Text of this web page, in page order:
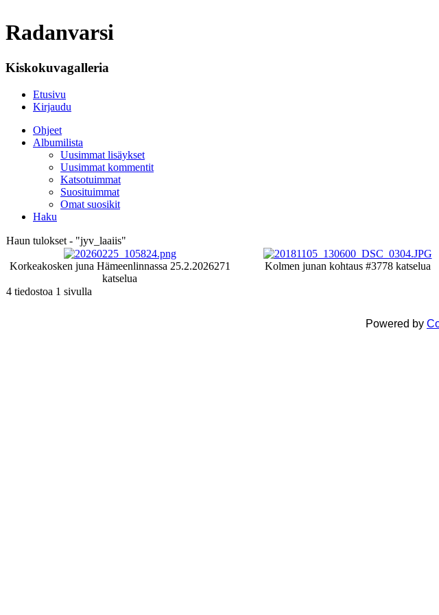
Radanvarsi
Kiskokuvagalleria
Etusivu
Kirjaudu
Ohjeet
Albumilista
Uusimmat lisäykset
Uusimmat kommentit
Katsotuimmat
Suosituimmat
Omat suosikit
Haku
Haun tulokset - "jyv_laaiis"
Korkeakosken juna Hämeenlinnassa 25.2.2026271
katselua
Kolmen junan kohtaus #3778 katselua
4 tiedostoa 1 sivulla
Powered by